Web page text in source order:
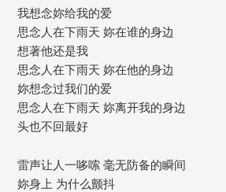
我想念妳给我的爱
思念人在下雨天 妳在谁的身边
想著他还是我
思念人在下雨天 妳在他的身边
妳想念过我们的爱
思念人在下雨天 妳离开我的身边
头也不回最好
雷声让人一哆嗦 毫无防备的瞬间
妳身上 为什么颤抖